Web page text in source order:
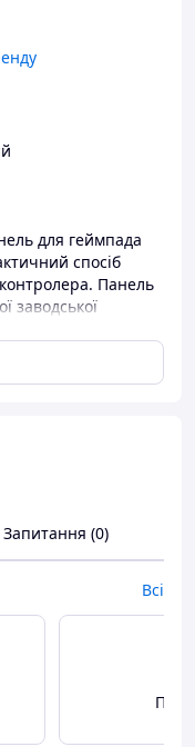
для геймпада
спосіб
Панель
заводської
виготовлена з
(її можна
використовувати
корпусі.
Запитання (0)
Всі